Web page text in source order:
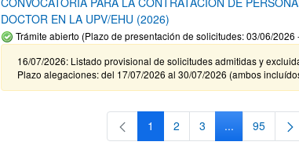
DOCTOR EN LA UPV/EHU (2026)
Trámite abierto (Plazo de presentación de solicitudes: 03/06/2026
16/07/2026: Listado provisional de solicitudes admitidas y
Plazo alegaciones: del 17/07/2026 al 30/07/2026 (ambos
Página
1 Página
2 Página
3 ...PáginasPágina
95